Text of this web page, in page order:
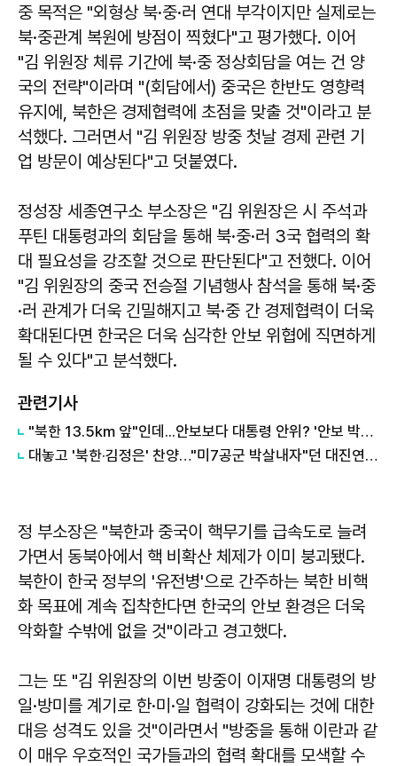
중 목적은 "외형상 북·중·러 연대 부각이지만 실제로는
북·중관계 복원에 방점이 찍혔다"고 평가했다. 이어
"김 위원장 체류 기간에 북·중 정상회담을 여는 건 양
국의 전략"이라며 "(회담에서) 중국은 한반도 영향력
유지에, 북한은 경제협력에 초점을 맞출 것"이라고 분
석했다. 그러면서 "김 위원장 방중 첫날 경제 관련 기
업 방문이 예상된다"고 덧붙였다.
정성장 세종연구소 부소장은 "김 위원장은 시 주석과
푸틴 대통령과의 회담을 통해 북·중·러 3국 협력의 확
대 필요성을 강조할 것으로 판단된다"고 전했다. 이어
"김 위원장의 중국 전승절 기념행사 참석을 통해 북·중
·러 관계가 더욱 긴밀해지고 북·중 간 경제협력이 더욱
확대된다면 한국은 더욱 심각한 안보 위협에 직면하게
될 수 있다"고 분석했다.
관련기사
"북한 13.5km 앞"인데...안보보다 대통령 안위? '안보 박살' 근황 총정리
대놓고 '북한·김정은' 찬양…"미7공군 박살내자"던 대진연, 유튜브 충격 실체
정 부소장은 "북한과 중국이 핵무기를 급속도로 늘려
가면서 동북아에서 핵 비확산 체제가 이미 붕괴됐다.
북한이 한국 정부의 '유전병'으로 간주하는 북한 비핵
화 목표에 계속 집착한다면 한국의 안보 환경은 더욱
악화할 수밖에 없을 것"이라고 경고했다.
그는 또 "김 위원장의 이번 방중이 이재명 대통령의 방
일·방미를 계기로 한·미·일 협력이 강화되는 것에 대한
대응 성격도 있을 것"이라면서 "방중을 통해 이란과 같
이 매우 우호적인 국가들과의 협력 확대를 모색할 수